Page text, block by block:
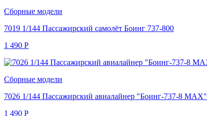
Сборные модели
7019 1/144 Пассажирский самолёт Боинг 737-800
1 490 Р
Сборные модели
7026 1/144 Пассажирский авиалайнер "Боинг-737-8 МАХ"
1 490 Р